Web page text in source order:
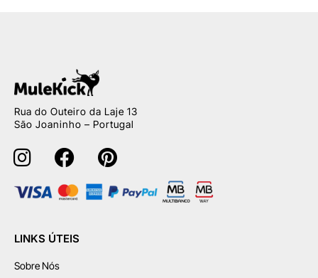
Rua do Outeiro da Laje 13
São Joaninho – Portugal
LINKS ÚTEIS
Sobre Nós